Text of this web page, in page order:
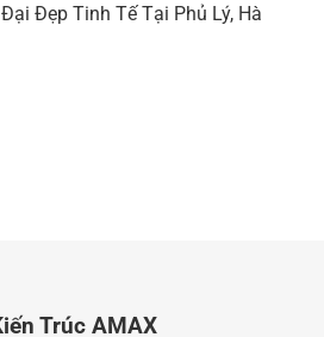
Đẹp Tinh Tế Tại Phủ Lý, Hà
Trúc AMAX